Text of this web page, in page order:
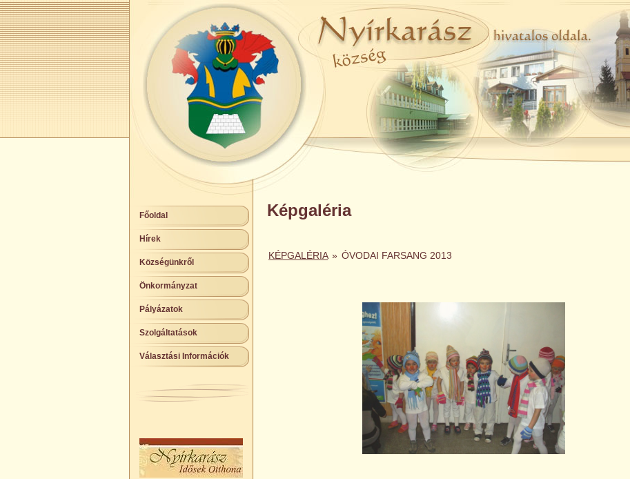
Főoldal
Hírek
Községünkről
Önkormányzat
Pályázatok
Szolgáltatások
Választási Információk
Képgaléria
KÉPGALÉRIA » ÓVODAI FARSANG 2013